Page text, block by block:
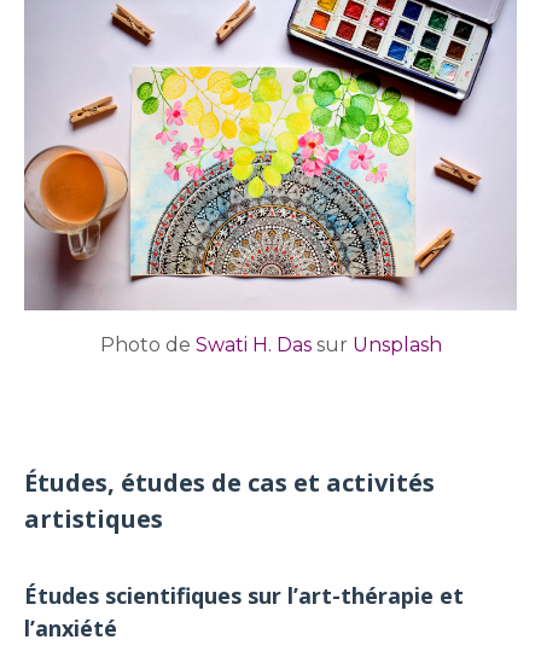
Photo de Swati H. Dassur Unsplash
Études, études de cas et activités
artistiques
Études scientifiques sur l’art-thérapie et
l’anxiété